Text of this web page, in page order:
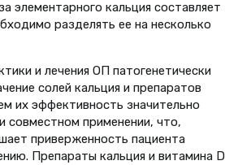
элементарного кальция составляет
разделять ее на несколько
и лечения ОП патогенетически
солей кальция и препаратов
их эффективность значительно
совместном применении, что,
приверженность пациента
Препараты кальция и витамина D